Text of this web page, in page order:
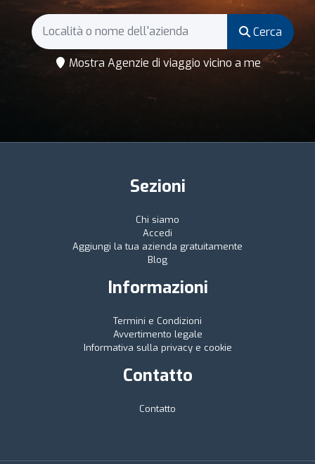
Cerca
Mostra Agenzie di viaggio vicino a me
Sezioni
Chi siamo
Accedi
Aggiungi la tua azienda gratuitamente
Blog
Informazioni
Termini e Condizioni
Avvertimento legale
Informativa sulla privacy e cookie
Contatto
Contatto